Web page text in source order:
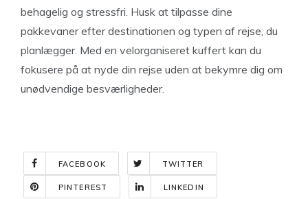
behagelig og stressfri. Husk at tilpasse dine
pakkevaner efter destinationen og typen af rejse, du
planlægger. Med en velorganiseret kuffert kan du
fokusere på at nyde din rejse uden at bekymre dig om
unødvendige besværligheder.
FACEBOOK TWITTER
PINTEREST LINKEDIN